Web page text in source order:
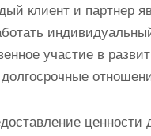
клиент и партнер
участие в
ценности